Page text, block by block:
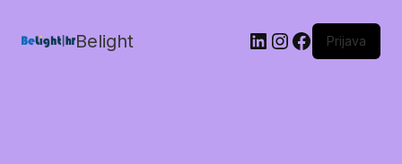
Belight Prijava